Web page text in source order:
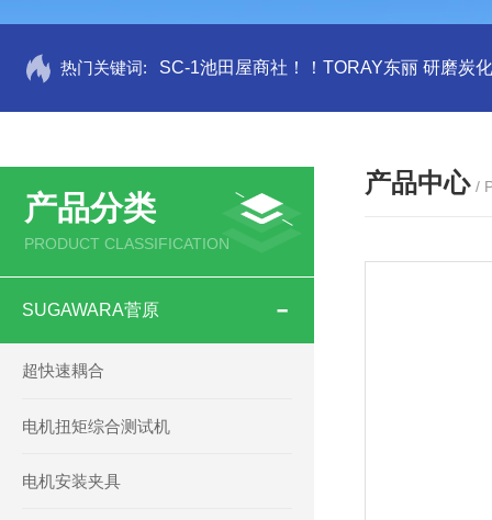
热门关键词: SC-1池田屋商社！！TORAY东丽 研磨炭
产品分类
PRODUCT CLASSIFICATION
SUGAWARA菅原
超快速耦合
电机扭矩综合测试机
电机安装夹具
产品中心 /